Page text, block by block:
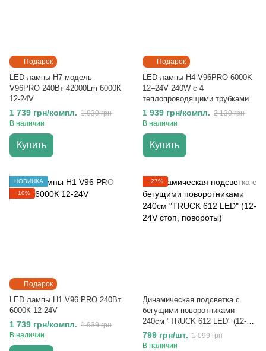
Подарок
LED лампы H7 модель
V96PRO 240Вт 42000Lm 6000К
12-24V
1 739 грн/компл. 1 939 грн
В наличии
Купить
Подарок
LED лампы H4 V96PRO 6000K
12–24V 240W с 4
теплопроводящими трубками
1 939 грн/компл. 2 139 грн
В наличии
Купить
Подарок
НОВИНКА
−10%
LED лампы H1 V96 PRO 240Вт
6000К 12-24V
1 739 грн/компл. 1 939 грн
В наличии
−27%
Динамическая подсветка с
бегущими поворотниками
240см "TRUCK 612 LED" (12-
24V стоп, повороты)
799 грн/шт. 1 099 грн
В наличии